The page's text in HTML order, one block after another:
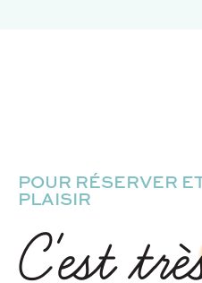
POUR RÉSERVER
PLAISIR
C'est